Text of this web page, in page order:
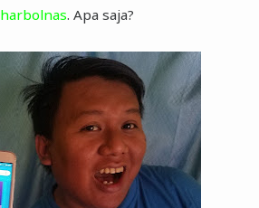
harbolnas. Apa saja?